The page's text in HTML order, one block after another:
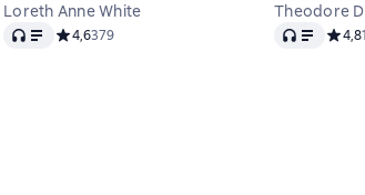
оценок
Loreth Anne White
Audio Средний рейтинг 4,6 на основе 379 оценок
4,6379
Theodore
Audio 4,8